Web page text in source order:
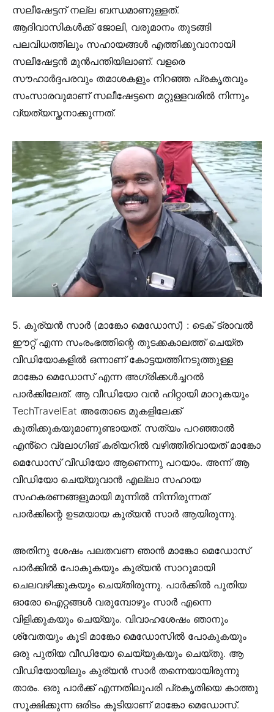
സലീഷേട്ടന് നല്ല ബന്ധമാണുള്ളത്.
ആദിവാസികൾക്ക് ജോലി, വരുമാനം തുടങ്ങി
പലവിധത്തിലും സഹായങ്ങൾ എത്തിക്കുവാനായി
സലീഷേട്ടൻ മുൻപന്തിയിലാണ്. വളരെ
സൗഹാർദ്ദപരവും തമാശകളും നിറഞ്ഞ പ്രകൃതവും
സംസാരവുമാണ് സലീഷേട്ടനെ മറ്റുള്ളവരിൽ നിന്നും
വ്യത്യസ്തനാക്കുന്നത്.
5. കുര്യൻ സാർ (മാങ്കോ മെഡോസ്) : ടെക് ട്രാവൽ
ഈറ്റ് എന്ന സംരംഭത്തിന്റെ തുടക്കകാലത്ത് ചെയ്ത
വീഡിയോകളിൽ ഒന്നാണ് കോട്ടയത്തിനടുത്തുള്ള
മാങ്കോ മെഡോസ് എന്ന അഗ്രിക്കൾച്ചറൽ
പാർക്കിലേത്. ആ വീഡിയോ വൻ ഹിറ്റായി മാറുകയും
TechTravelEat അതോടെ മുകളിലേക്ക്
കുതിക്കുകയുമാണുണ്ടായത്. സത്യം പറഞ്ഞാൽ
എൻ്റെ വ്ലോഗിങ് കരിയറിൽ വഴിത്തിരിവായത് മാങ്കോ
മെഡോസ് വീഡിയോ ആണെന്നു പറയാം. അന്ന് ആ
വീഡിയോ ചെയ്യുവാൻ എല്ലാ സഹായ
സഹകരണങ്ങളുമായി മുന്നിൽ നിന്നിരുന്നത്
പാർക്കിന്റെ ഉടമയായ കുര്യൻ സാർ ആയിരുന്നു.
അതിനു ശേഷം പലതവണ ഞാൻ മാങ്കോ മെഡോസ്
പാർക്കിൽ പോകുകയും കുര്യൻ സാറുമായി
ചെലവഴിക്കുകയും ചെയ്തിരുന്നു. പാർക്കിൽ പുതിയ
ഓരോ ഐറ്റങ്ങൾ വരുമ്പോഴും സാർ എന്നെ
വിളിക്കുകയും ചെയ്യും. വിവാഹശേഷം ഞാനും
ശ്വേതയും കൂടി മാങ്കോ മെഡോസിൽ പോകുകയും
ഒരു പുതിയ വീഡിയോ ചെയ്യുകയും ചെയ്തു. ആ
വീഡിയോയിലും കുര്യൻ സാർ തന്നെയായിരുന്നു
താരം. ഒരു പാർക്ക് എന്നതിലുപരി പ്രകൃതിയെ കാത്തു
സൂക്ഷിക്കുന്ന ഒരിടം കൂടിയാണ് മാങ്കോ മെഡോസ്.